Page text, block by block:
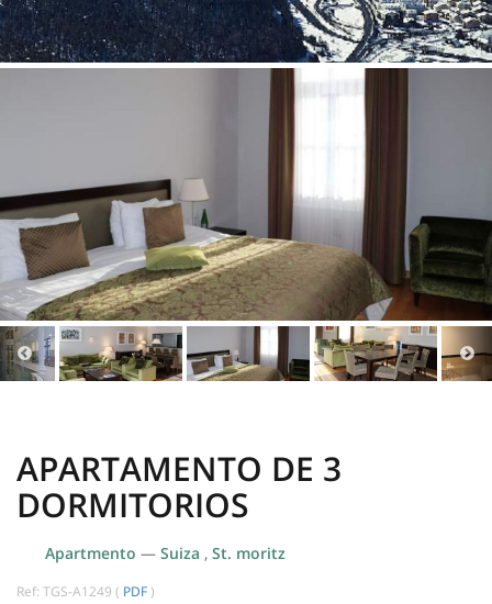
APARTAMENTO DE 3
DORMITORIOS
Apartmento — Suiza , St. moritz
Ref: TGS-A1249 ( PDF )